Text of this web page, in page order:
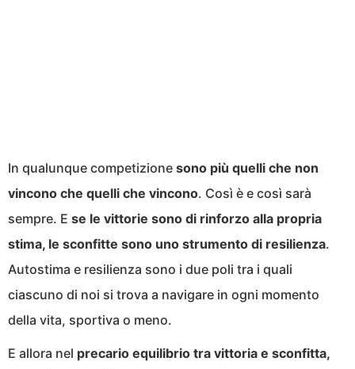
In qualunque competizione sono più quelli che non
vincono che quelli che vincono. Così è e così sarà
sempre. E se le vittorie sono di rinforzo alla propria
stima, le sconfitte sono uno strumento di resilienza.
Autostima e resilienza sono i due poli tra i quali
ciascuno di noi si trova a navigare in ogni momento
della vita, sportiva o meno.
E allora nel precario equilibrio tra vittoria e sconfitta,